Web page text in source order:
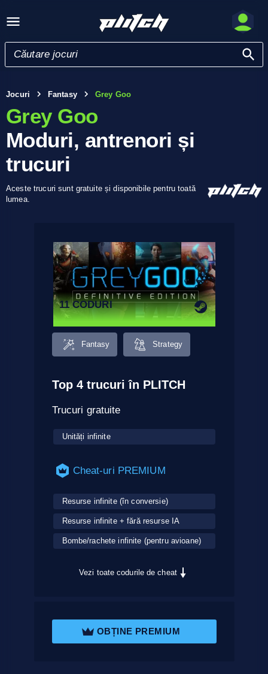
Jocuri Fantasy Grey Goo
Grey Goo
Moduri, antrenori și
trucuri
Aceste trucuri sunt gratuite și disponibile pentru toată
lumea.
11 CODURI
Fantasy Strategy
Top 4 trucuri în PLITCH
Trucuri gratuite
Unități infinite
Cheat-uri PREMIUM
Resurse infinite (în conversie)
Resurse infinite + fără resurse IA
Bombe/rachete infinite (pentru avioane)
Vezi toate codurile de cheat
OBȚINE PREMIUM